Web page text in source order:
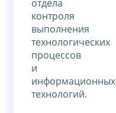
отдела
контроля
выполнения
технологических
процессов
и
информационных
технологий.